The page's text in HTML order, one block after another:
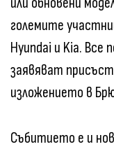
големите
Hyundai и Kia.
заявяват
изложението в
Събитието е и